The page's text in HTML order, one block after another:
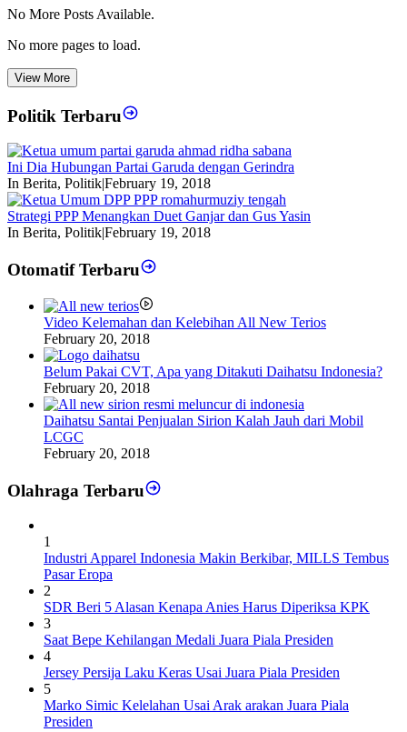
No More Posts Available.
No more pages to load.
View More
Politik Terbaru
Ini Dia Hubungan Partai Garuda dengan Gerindra
In Berita, Politik|February 19, 2018
Strategi PPP Menangkan Duet Ganjar dan Gus Yasin
In Berita, Politik|February 19, 2018
Otomatif Terbaru
Video Kelemahan dan Kelebihan All New Terios
February 20, 2018
Belum Pakai CVT, Apa yang Ditakuti Daihatsu Indonesia?
February 20, 2018
Daihatsu Santai Penjualan Sirion Kalah Jauh dari Mobil
LCGC
February 20, 2018
Olahraga Terbaru
1
Industri Apparel Indonesia Makin Berkibar, MILLS Tembus
Pasar Eropa
2
SDR Beri 5 Alasan Kenapa Anies Harus Diperiksa KPK
3
Saat Bepe Kehilangan Medali Juara Piala Presiden
4
Jersey Persija Laku Keras Usai Juara Piala Presiden
5
Marko Simic Kelelahan Usai Arak arakan Juara Piala
Presiden